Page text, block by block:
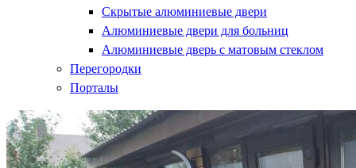
Скрытые алюминиевые двери
Алюминиевые двери для больниц
Алюминиевые дверь с матовым стеклом
Перегородки
Порталы
Остекление